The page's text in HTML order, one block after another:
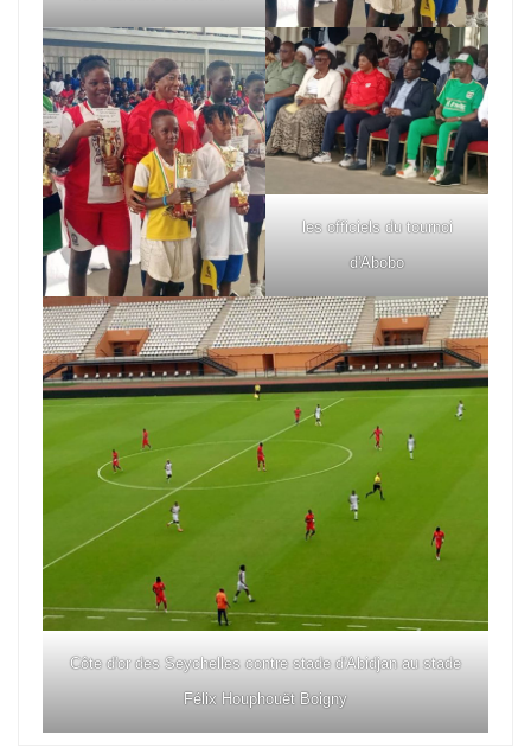
les officiels du tournoi
d'Abobo
Côte d'or des Seychelles contre stade d'Abidjan au stade
Félix Houphouët Boigny